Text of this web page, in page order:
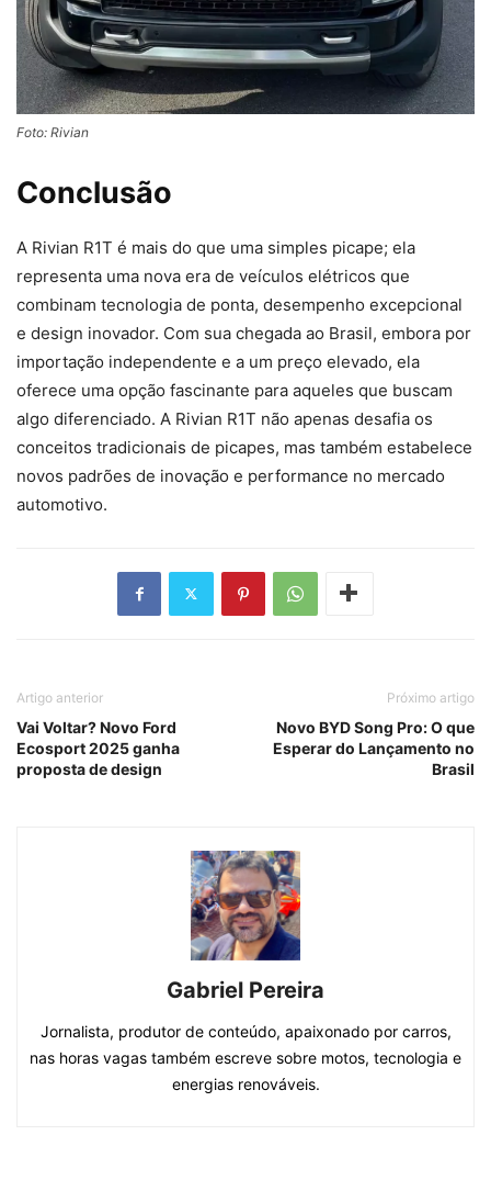
Foto: Rivian
Conclusão
A Rivian R1T é mais do que uma simples picape; ela
representa uma nova era de veículos elétricos que
combinam tecnologia de ponta, desempenho excepcional
e design inovador. Com sua chegada ao Brasil, embora por
importação independente e a um preço elevado, ela
oferece uma opção fascinante para aqueles que buscam
algo diferenciado. A Rivian R1T não apenas desafia os
conceitos tradicionais de picapes, mas também estabelece
novos padrões de inovação e performance no mercado
automotivo.
Artigo anterior
Vai Voltar? Novo Ford
Ecosport 2025 ganha
proposta de design
Próximo artigo
Novo BYD Song Pro: O que
Esperar do Lançamento no
Brasil
Gabriel Pereira
Jornalista, produtor de conteúdo, apaixonado por carros,
nas horas vagas também escreve sobre motos, tecnologia e
energias renováveis.